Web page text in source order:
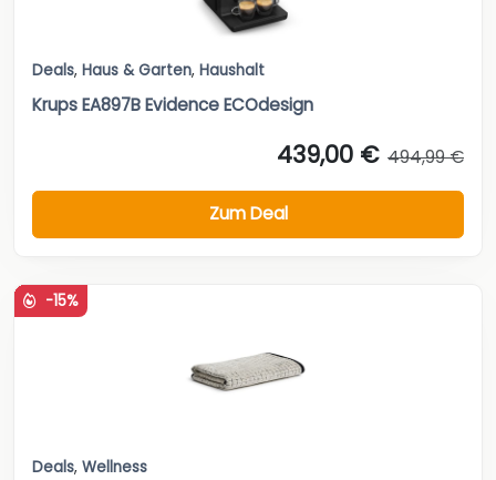
Deals, Haus & Garten, Haushalt
Krups EA897B Evidence ECOdesign
439,00 € 494,99 €
Zum Deal
-15%
Deals, Wellness